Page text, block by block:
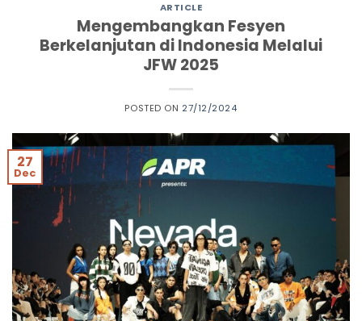
ARTICLE
Mengembangkan Fesyen
Berkelanjutan di Indonesia Melalui
JFW 2025
POSTED ON 27/12/2024
27
Dec